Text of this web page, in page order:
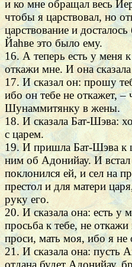
и ко мне обращал весь
чтобы я царствовал, но
царствование и
Йаhве это было ему.
16. А теперь есть у меня
откажи мне. И она
17. И сказал он: прошу
ибо он тебе не откажет,
Шунаммитянку в жены.
18. И сказала Бат-Шэва:
с царем.
19. И пришла Бат-Шэва к
ним об Адонийау. И встал
поклонился ей, и сел на
престол и для матери
руку его.
20. И сказала она: есть у
просьба к тебе, не
проси, мать моя, ибо я не
21. И сказала она: пусть
отдана будет Адонийау,